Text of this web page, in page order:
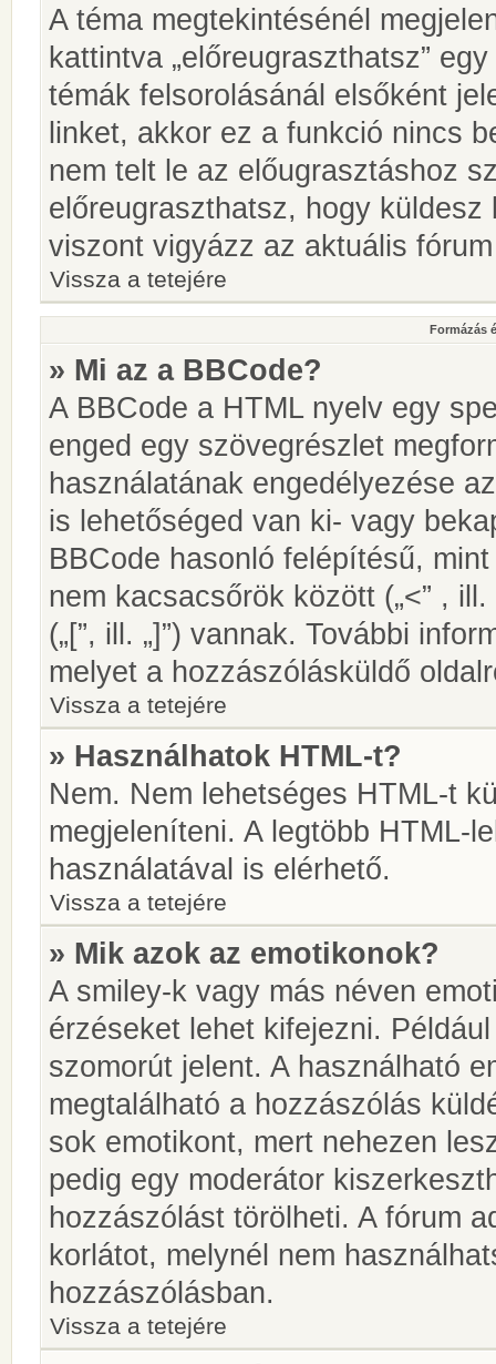
A téma megtekintésénél
kattintva „előreugraszthatsz”
témák felsorolásánál elsőként
linket, akkor ez a funkció nincs
nem telt le az előugrasztáshoz
előreugraszthatsz, hogy
viszont vigyázz az aktuális
Vissza a tetejére
Formázás
» Mi az a BBCode?
A BBCode a HTML nyelv egy
enged egy szövegrészlet
használatának engedélyezése
is lehetőséged van ki- vagy
BBCode hasonló felépítésű,
nem kacsacsőrök között („<” ,
(„[”, ill. „]”) vannak. További
melyet a hozzászólásküldő
Vissza a tetejére
» Használhatok HTML-t?
Nem. Nem lehetséges HTML-t
megjeleníteni. A legtöbb HTML-
használatával is elérhető.
Vissza a tetejére
» Mik azok az emotikonok?
A smiley-k vagy más néven
érzéseket lehet kifejezni.
szomorút jelent. A használható
megtalálható a hozzászólás
sok emotikont, mert nehezen
pedig egy moderátor
hozzászólást törölheti. A fórum
korlátot, melynél nem
hozzászólásban.
Vissza a tetejére